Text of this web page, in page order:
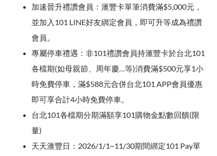
加速晉升禮讚會員：滙豐卡單筆消費滿$5,000元，
並加入101 LINE好友綁定會員，即可升等成為禮讚
會員。
專屬停車禮遇：非101禮讚會員持滙豐卡於台北101
各檔期(如母親節、周年慶…等)消費滿$500元享1小
時免費停車，滿$588元合併台北101 APP會員優惠
即可享合計4小時免費停車。
台北101各檔期分期滿額享101購物金點數回饋(限
量)
天天滙豐日：2026/1/1~11/30期間綁定101 Pay單